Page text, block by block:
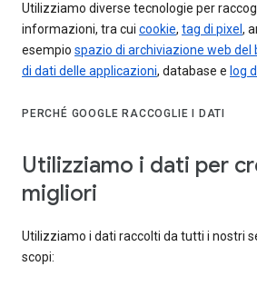
Utilizziamo diverse tecnologie per
informazioni, tra cui cookie, tag di pixel ,
esempio spazio di archiviazione web del
di dati delle applicazioni, database e log
PERCHÉ GOOGLE RACCOGLIE I DATI
Utilizziamo i dati per
migliori
Utilizziamo i dati raccolti da tutti i nostri
scopi: